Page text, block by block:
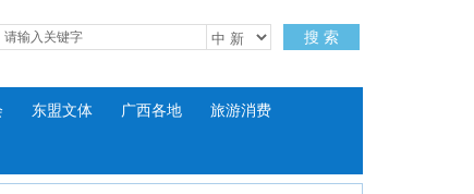
搜 索
东盟文体 广西各地 旅游消费